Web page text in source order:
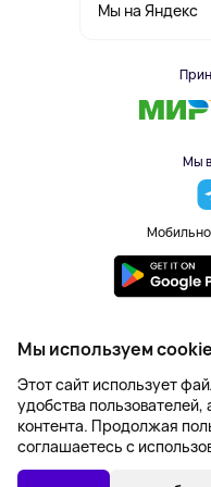
В КОРЗИНУ
Мы на Яндекс
Мы
2023-2026 ©
Правила
Мы используем
Этот сайт использует
удобства
контента. Продолжая
соглашаетесь с